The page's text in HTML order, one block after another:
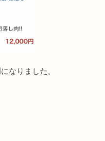
になりました。